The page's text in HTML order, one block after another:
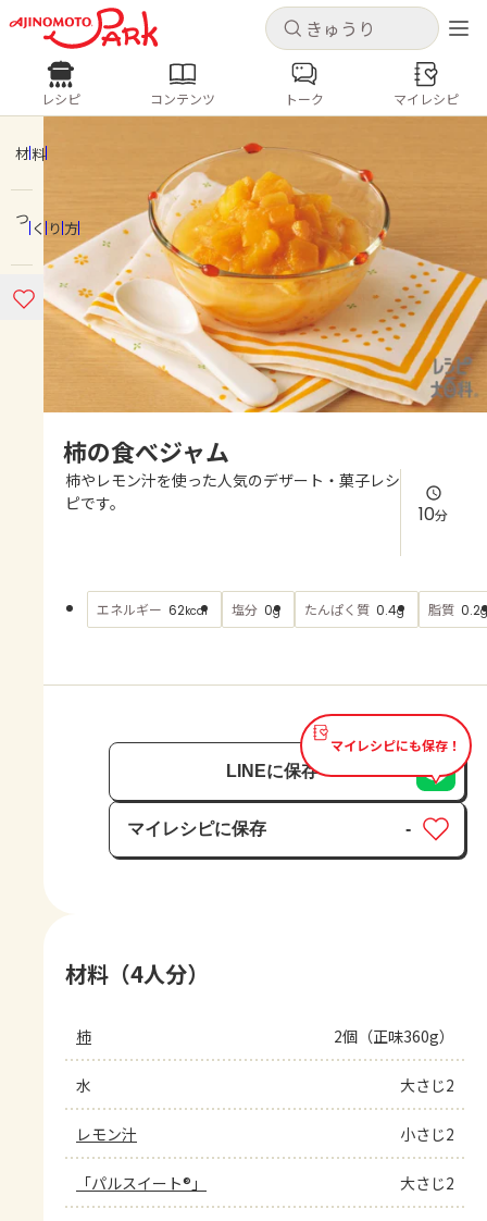
キャンセル
ログインするとレシピを保存できます
新規登録
ホーム
コンテンツ
レシピ
よくあるお問い合わせ
AJINOMOTO PARK とは
キャンセル
レシピ コンテンツ
人気の食材・レシピ
きゅうり なす トマト
とうもろこし
ピーマン
みょうが ゴーヤ
レシピ コンテンツ トーク マイレシピ
材料
つくり方
柿の食べジャム
柿やレモン汁を使った人気のデザート・菓子レシ
ピです。
10分
エネルギー 62kcal 塩分 0g たんぱく質 0.4g 脂質 0.2g
マイレシピにも保存！
LINEに保存
マイレシピに保存
保存済み
-
材料（4人分）
柿 2個（正味360g）
水 大さじ2
レモン汁 小さじ2
「パルスイート®」 大さじ2